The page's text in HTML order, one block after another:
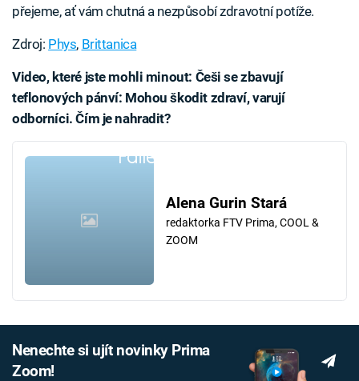
přejeme, ať vám chutná a nezpůsobí zdravotní potíže.
Zdroj: Phys, Brittanica
Video, které jste mohli minout: Češi se zbavují
teflonových pánví: Mohou škodit zdraví, varují
odborníci. Čím je nahradit?
Failed to fetch
Alena Gurin Stará
redaktorka FTV Prima, COOL &
ZOOM
Nenechte si ujít novinky Prima
Zoom!